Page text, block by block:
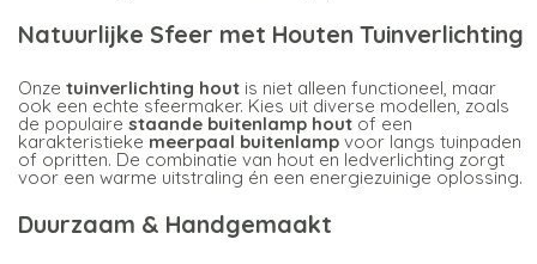
Natuurlijke Sfeer met Houten Tuinverlichting
Onzetuinverlichting hout is niet alleen functioneel, maar
ook een echte sfeermaker. Kies uit diverse modellen, zoals
de populairestaande buitenlamp hout of een
karakteristieke meerpaal buitenlamp voor langs tuinpaden
of opritten. De combinatie van hout en ledverlichting zorgt
voor een warme uitstraling én een energiezuinige oplossing.
Duurzaam & Handgemaakt